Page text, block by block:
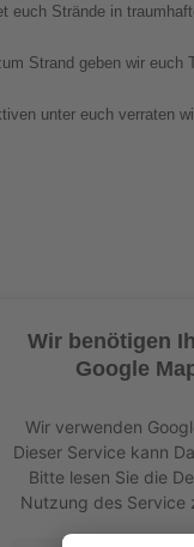
euch Strände in
Strand geben wir euch
unter euch verraten
Wir benötigen
Google
Wir verwenden
Dieser Service kann
Bitte lesen Sie die
Nutzung des Service